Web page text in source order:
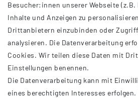
INFORMATIONEN
AGB
Impressum
Besucher:innen unserer Webseite
Inhalte und Anzeigen zu
Drittanbietern einzubinden oder
analysieren. Die Datenverarbeitung
Cookies. Wir teilen diese Daten mit
Einstellungen benennen.
Die Datenverarbeitung kann mit
eines berechtigten Interesses